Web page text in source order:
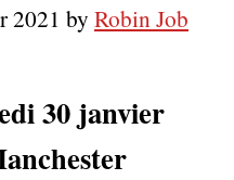
2021 by Robin Job
30 janvier